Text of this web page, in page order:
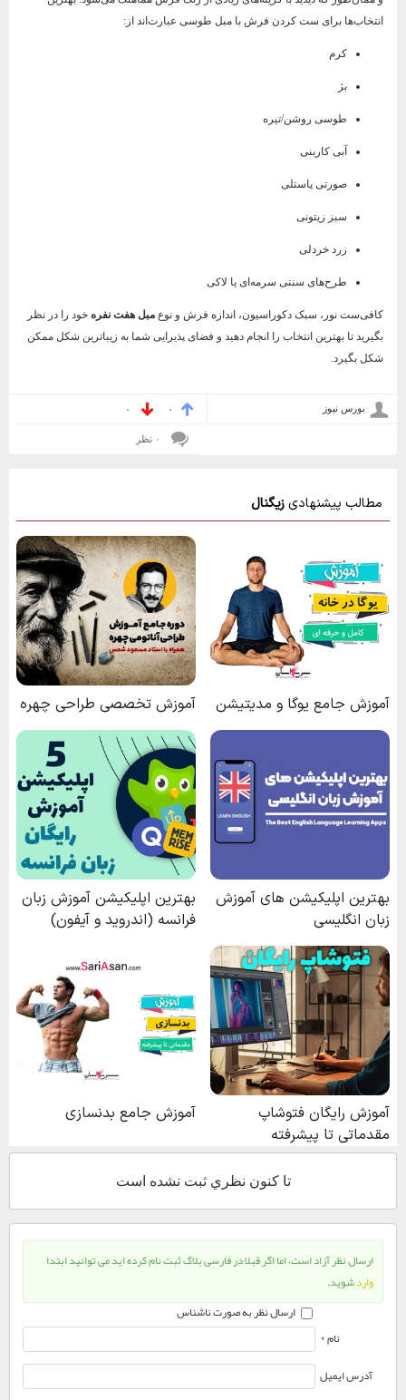
انتخاب‌ها برای ست کردن فرش با مبل طوسی عبارت‌اند از:
کرم
بژ
طوسی روشن/تیره
آبی کاربنی
صورتی پاستلی
سبز زیتونی
زرد خردلی
طرح‌های سنتی سرمه‌ای یا لاکی
کافی‌ست نور، سبک دکوراسیون، اندازه فرش و نوعمبل هفت نفره خود را در نظر
بگیرید تا بهترین انتخاب را انجام دهید و فضای پذیرایی شما به زیباترین شکل ممکن
شکل بگیرد.
بورس نیوز
تا كنون نظري ثبت نشده است
ارسال نظر آزاد است، اما اگر قبلا در فارسی بلاگ ثبت نام کرده اید می توانید ابتدا
واردشوید.
ارسال نظر به صورت ناشناس
نام *
آدرس ایمیل